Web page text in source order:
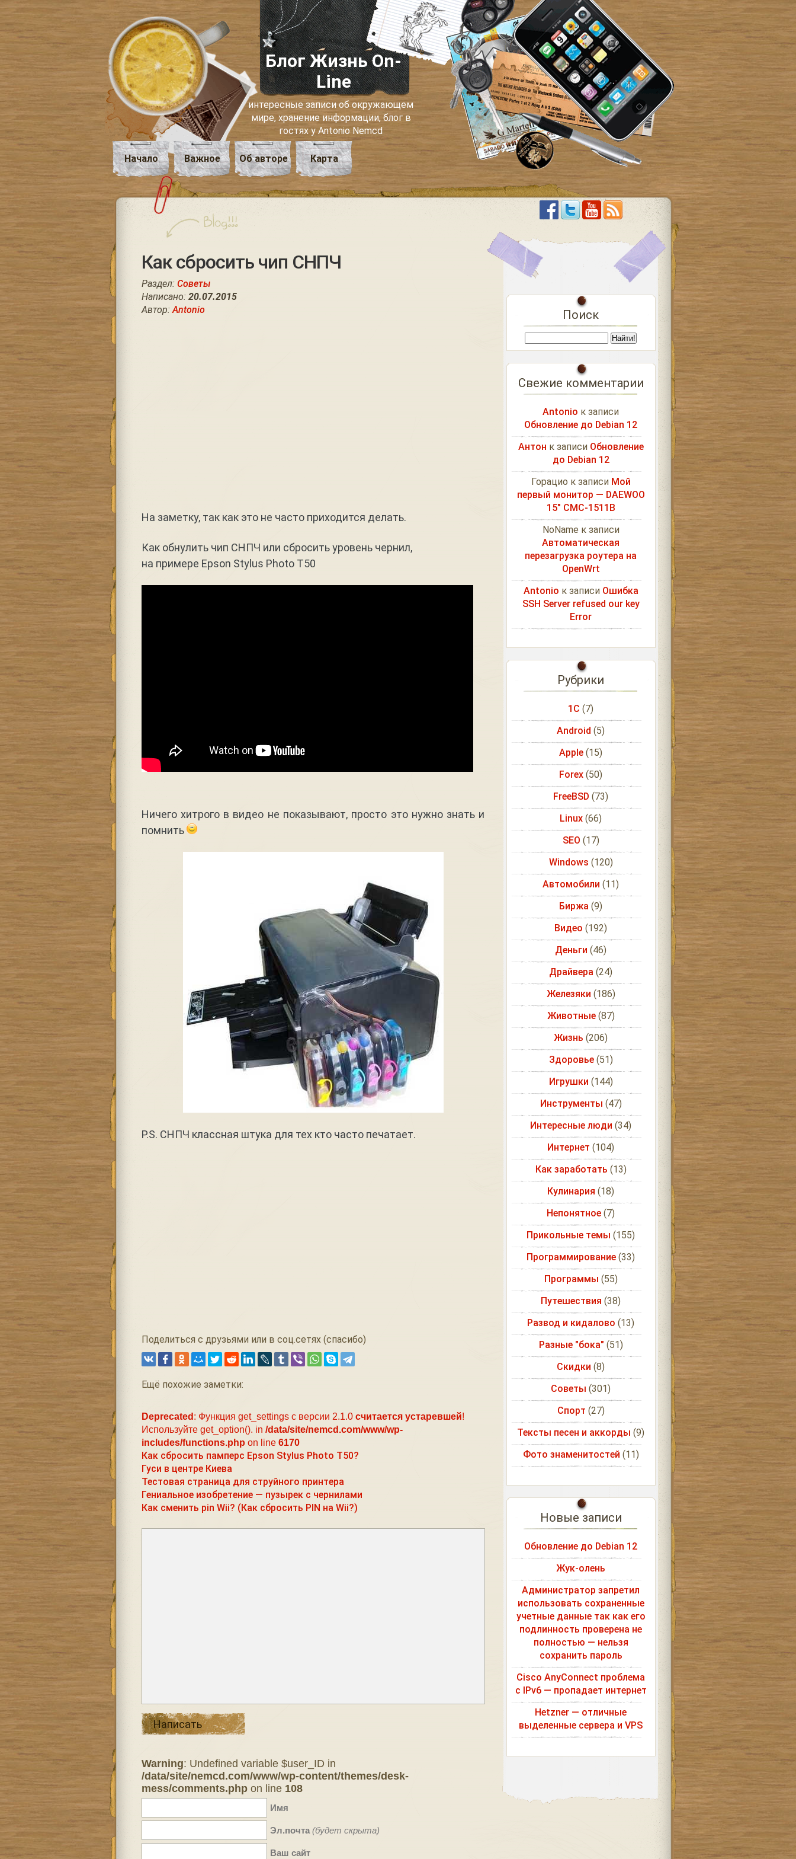
Блог Жизнь On-
Line
интересные записи об окружающем
мире, хранение информации, блог в
гостях у Antonio Nemcd
Начало Важное Об авторе Карта
Как сбросить чип СНПЧ
Раздел: Советы
Написано: 20.07.2015
Автор:Antonio
На заметку, так как это не часто приходится делать.
Как обнулить чип СНПЧ или сбросить уровень чернил,
на примере Epson Stylus Photo T50
Ничего хитрого в видео не показывают, просто это нужно знать и
помнить
P.S. СНПЧ классная штука для тех кто часто печатает.
Поделиться с друзьями или в соц.сетях (спасибо)
Ещё похожие заметки:
Deprecated : Функция get_settings с версии 2.1.0 считается устаревшей!
Используйте get_option(). in /data/site/nemcd.com/www/wp-
includes/functions.php on line 6170
Как сбросить памперс Epson Stylus Photo T50?
Гуси в центре Киева
Тестовая страница для струйного принтера
Гениальное изобретение — пузырек с чернилами
Как сменить pin Wii? (Как сбросить PIN на Wii?)
Написать
Warning: Undefined variable $user_ID in
/data/site/nemcd.com/www/wp-content/themes/desk-
mess/comments.phpon line 108
Имя
Эл.почта (будет скрыта)
Ваш сайт
Поиск
Свежие комментарии
Antonio к записи
Обновление до Debian 12
Антон к записи Обновление
до Debian 12
Горацио к записи Мой
первый монитор — DAEWOO
15″ CMC-1511B
NoName к записи
Автоматическая
перезагрузка роутера на
OpenWrt
Antonio к записи Ошибка
SSH Server refused our key
Error
Рубрики
1С (7)
Android (5)
Apple (15)
Forex (50)
FreeBSD (73)
Linux (66)
SEO (17)
Windows (120)
Автомобили (11)
Биржа (9)
Видео (192)
Деньги (46)
Драйвера (24)
Железяки (186)
Животные(87)
Жизнь (206)
Здоровье(51)
Игрушки (144)
Инструменты (47)
Интересные люди (34)
Интернет (104)
Как заработать (13)
Кулинария (18)
Непонятное (7)
Прикольные темы (155)
Программирование (33)
Программы (55)
Путешествия (38)
Развод и кидалово (13)
Разные "бока" (51)
Скидки (8)
Советы (301)
Спорт (27)
Тексты песен и аккорды (9)
Фото знаменитостей (11)
Новые записи
Обновление до Debian 12
Жук-олень
Администратор запретил
использовать сохраненные
учетные данные так как его
подлинность проверена не
полностью — нельзя
сохранить пароль
Cisco AnyConnect проблема
с IPv6 — пропадает интернет
Hetzner — отличные
выделенные сервера и VPS